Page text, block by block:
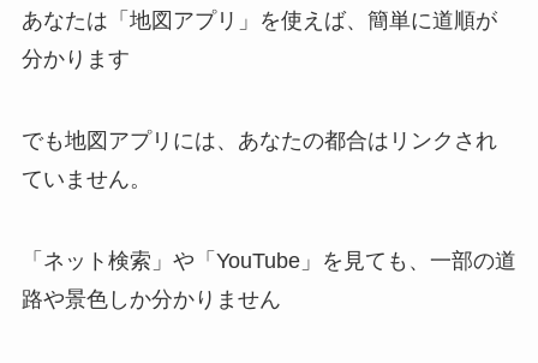
あなたは「地図アプリ」を使えば、簡単に道順が
分かります
でも地図アプリには、あなたの都合はリンクされ
ていません。
「ネット検索」や「YouTube」を見ても、一部の道
路や景色しか分かりません